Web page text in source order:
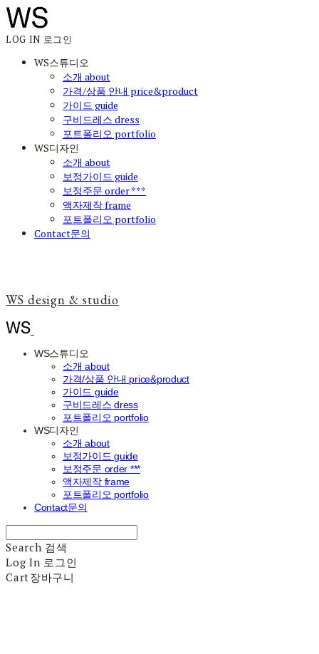
LOG IN 로그인
WS스튜디오
소개 about
가격/상품 안내 price&product
가이드 guide
구비드레스 dress
포트폴리오 portfolio
WS디자인
소개 about
보정가이드 guide
보정주문 order ***
액자제작 frame
포트폴리오 portfolio
Contact문의
WS design & studio
WS스튜디오
소개 about
가격/상품 안내 price&product
가이드 guide
구비드레스 dress
포트폴리오 portfolio
WS디자인
소개 about
보정가이드 guide
보정주문 order ***
액자제작 frame
포트폴리오 portfolio
Contact문의
Search 검색
Log In 로그인
Cart장바구니